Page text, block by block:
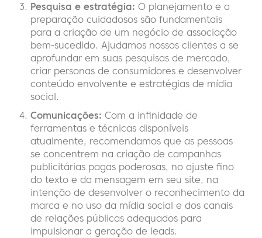
Pesquisa e estratégia: O planejamento e a
preparação cuidadosos são fundamentais
para a criação de um negócio de associação
bem-sucedido. Ajudamos nossos clientes a se
aprofundar em suas pesquisas de mercado,
criar personas de consumidores e desenvolver
conteúdo envolvente e estratégias de mídia
social.
Comunicações: Com a infinidade de
ferramentas e técnicas disponíveis
atualmente, recomendamos que as pessoas
se concentrem na criação de campanhas
publicitárias pagas poderosas, no ajuste fino
do texto e da mensagem em seu site, na
intenção de desenvolver o reconhecimento da
marca e no uso da mídia social e dos canais
de relações públicas adequados para
impulsionar a geração de leads.